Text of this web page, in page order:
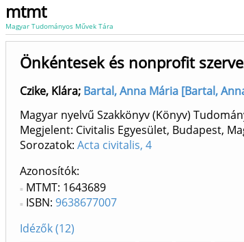
mtmt
Magyar Tudományos Művek Tára
Önkéntesek és nonprofit
Czike, Klára; Bartal, Anna Mária [Bartal,
Magyar nyelvű Szakkönyv (Könyv)
Megjelent: Civitalis Egyesület, Budapest,
Sorozatok: Acta civitalis, 4
Azonosítók
MTMT: 1643689
ISBN: 9638677007
Idézők (12)